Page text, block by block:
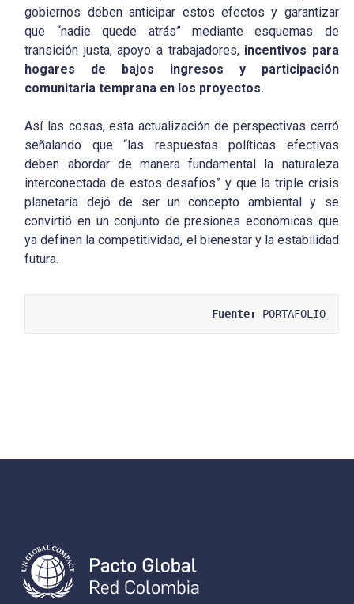
gobiernos deben anticipar estos efectos y garantizar
que “nadie quede atrás” mediante esquemas de
transición justa, apoyo a trabajadores,incentivos para
hogares de bajos ingresos y participación
comunitaria temprana en los proyectos.
Así las cosas, esta actualización de perspectivas cerró
señalando que “las respuestas políticas efectivas
deben abordar de manera fundamental la naturaleza
interconectada de estos desafíos” y que la triple crisis
planetaria dejó de ser un concepto ambiental y se
convirtió en un conjunto de presiones económicas que
ya definen la competitividad, el bienestar y la estabilidad
futura.
Fuente: PORTAFOLIO